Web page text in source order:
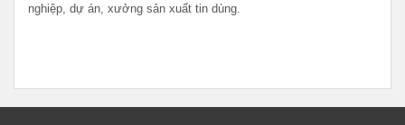
nghiệp, dự án, xưởng sản xuất tin dùng.